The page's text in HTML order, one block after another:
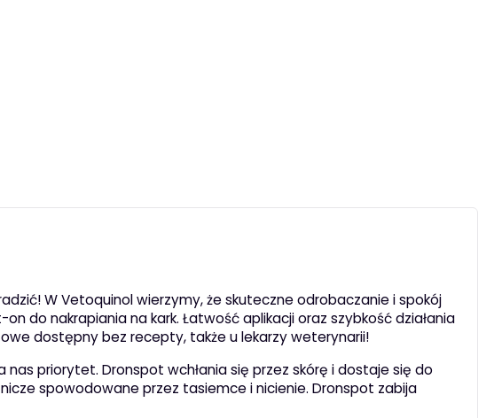
W Vetoquinol wierzymy, że skuteczne odrobaczanie i spokój
do nakrapiania na kark. Łatwość aplikacji oraz szybkość działania
dostępny bez recepty, także u lekarzy weterynarii!
priorytet. Dronspot wchłania się przez skórę i dostaje się do
spowodowane przez tasiemce i nicienie. Dronspot zabija